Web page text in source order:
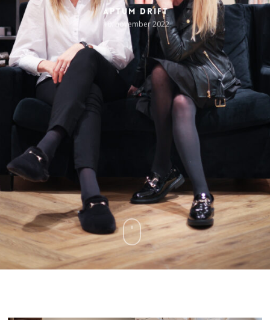
Aptum Drift
10. november 2022